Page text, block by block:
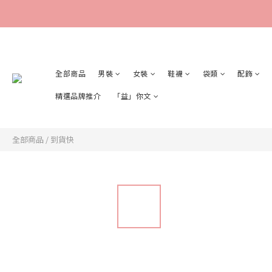
全部商品 男裝 女裝 鞋襪 袋類 配飾
精選品牌推介 「益」你文
全部商品 / 到貨快